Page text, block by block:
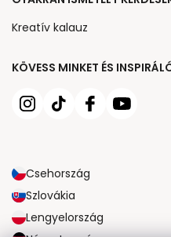
KÖVESS MINKET ÉS
Csehország
Szlovákia
Lengyelország
Kreatív kalauz